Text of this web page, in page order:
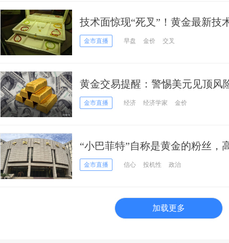
技术面惊现“死叉”！黄金最新技
大跌空间
金市直播 早盘 金价 交叉
黄金交易提醒：警惕美元见顶风
袭？分析师分歧加大
金市直播 经济 经济学家 金价
“小巴菲特”自称是黄金的粉丝，
金市直播 信心 投机性 政治
加载更多